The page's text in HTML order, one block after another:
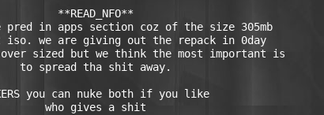
**READ_NFO**
pred in apps section coz of the size 305mb
iso. we are giving out the repack in 0day
sized but we think the most important is
to spread tha shit away.
NUKERS you can nuke both if you like
who gives a shit